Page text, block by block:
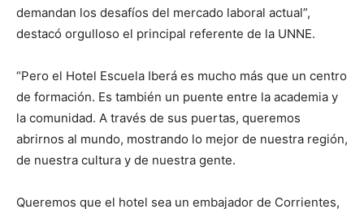
demandan los desafíos del mercado laboral actual”,
destacó orgulloso el principal referente de la UNNE.
“Pero el Hotel Escuela Iberá es mucho más que un centro
de formación. Es también un puente entre la academia y
la comunidad. A través de sus puertas, queremos
abrirnos al mundo, mostrando lo mejor de nuestra región,
de nuestra cultura y de nuestra gente.
Queremos que el hotel sea un embajador de Corrientes,